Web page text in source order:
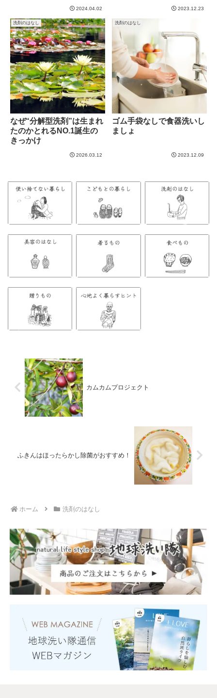
2024.04.02 2023.12.23
洗剤のはなし
なぜ“分解型洗剤”は生まれ
たのかとれるNO.1誕生の
きっかけ
2026.03.12
洗剤のはなし
ゴム手袋なしで食器洗いし
ましょ
2023.12.09
カムカムプロジェクト
ふきんはほったらかし除菌がおすすめ！
ホーム 洗剤のはなし